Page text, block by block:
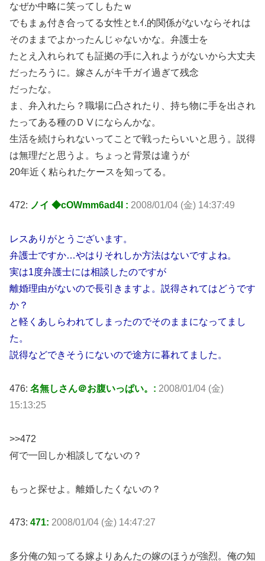
なぜか中略に笑ってしもたｗ
でもまぁ付き合ってる女性とｾ.ｲ.的関係がないならそれは
そのままでよかったんじゃないかな。弁護士を
たとえ入れられても証拠の手に入れようがないから大丈夫
だったろうに。嫁さんがキ千ガイ過ぎて残念
だったな。
ま、弁入れたら？職場に凸されたり、持ち物に手を出され
たってある種のＤⅤにならんかな。
生活を続けられないってことで戦ったらいいと思う。説得
は無理だと思うよ。ちょっと背景は違うが
20年近く粘られたケースを知ってる。
472: ノイ ◆cOWmm6ad4I : 2008/01/04 (金) 14:37:49
レスありがとうございます。
弁護士ですか…やはりそれしか方法はないですよね。
実は1度弁護士には相談したのですが
離婚理由がないので長引きますよ。説得されてはどうです
か？
と軽くあしらわれてしまったのでそのままになってまし
た。
説得などできそうにないので途方に暮れてました。
476: 名無しさん＠お腹いっぱい。: 2008/01/04 (金)
15:13:25
>>472
何で一回しか相談してないの？
もっと探せよ。離婚したくないの？
473: 471: 2008/01/04 (金) 14:47:27
多分俺の知ってる嫁よりあんたの嫁のほうが強烈。俺の知